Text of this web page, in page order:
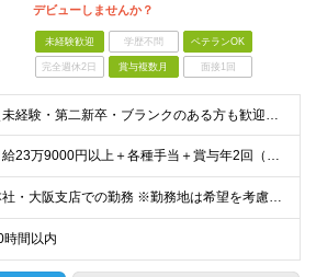
デビューしませんか？
未経験歓迎 学歴不問 ベテランOK
完全週休2日 賞与複数月 面接1回
＼未経験・第二新卒・ブランクのある方も歓迎！／ ■大卒以上 ■基本的なPCスキルをお持ちの方（Excelに入力ができればOK） 今回は、意欲・人物を重視した採用です。必要な知識は入社後に身につけら
月給23万9000円以上＋各種手当＋賞与年2回（年間約2ヶ月分） ★経験・年齢・能力などを考慮のうえ決定 ★残業代は別途全額支給 ＜あわせて支給される手当＞ ◆扶養手当（配偶者：月1万円、子ども1
本社・大阪支店での勤務 ※勤務地は希望を考慮して決定します。 ※場合により転勤の可能性もございます。 ※U・Iターン歓迎！ ■本社・大阪支店 大阪府門真市松生町6-20
時間以内